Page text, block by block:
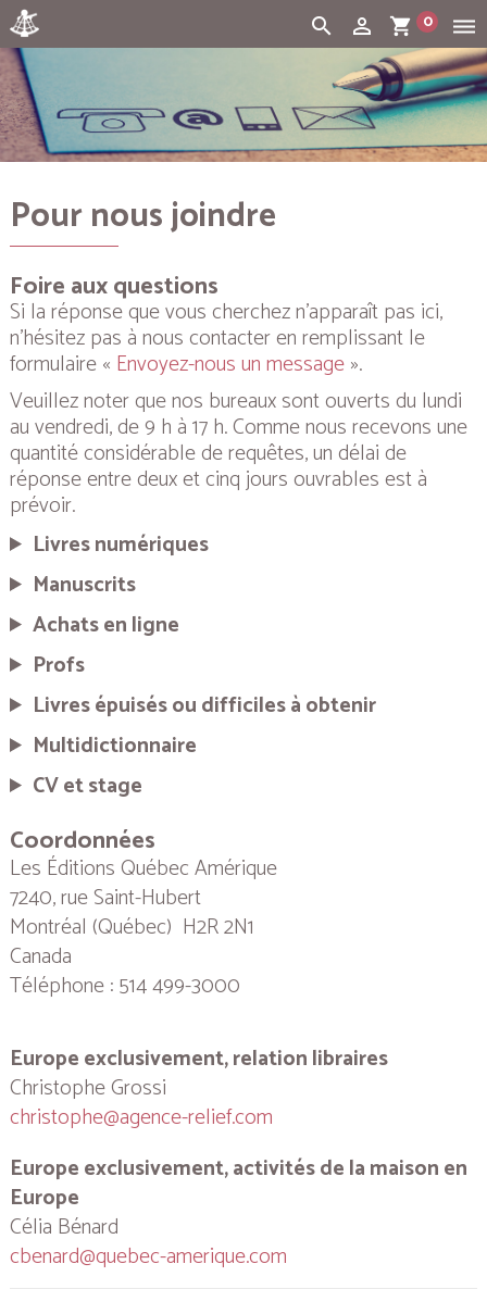
dehaze
shopping_cart 0
person_outline
search
Cart:
Pour nous joindre
Foire aux questions
Si la réponse que vous cherchez n’apparaît pas ici,
n’hésitez pas à nous contacter en remplissant le
formulaire « Envoyez-nous un message».
Veuillez noter que nos bureaux sont ouverts du lundi
au vendredi, de 9 h à 17 h. Comme nous recevons une
quantité considérable de requêtes, un délai de
réponse entre deux et cinq jours ouvrables est à
prévoir.
Livres numériques
Manuscrits
Achats en ligne
Profs
Livres épuisés ou difficiles à obtenir
Multidictionnaire
CV et stage
Coordonnées
Les Éditions Québec Amérique
7240, rue Saint-Hubert
Montréal (Québec) H2R 2N1
Canada
Téléphone : 514 499-3000
Europe exclusivement, relation libraires
Christophe Grossi
christophe@agence-relief.com
Europe exclusivement, activités de la maison en
Europe
Célia Bénard
cbenard@quebec-amerique.com